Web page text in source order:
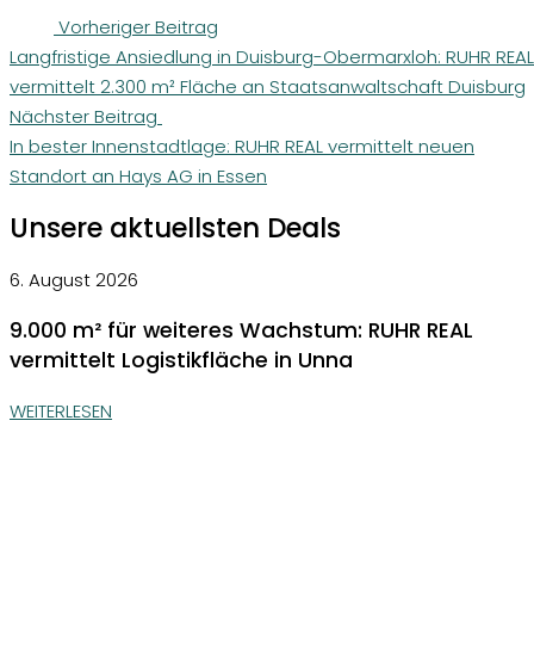
Vorheriger Beitrag
Langfristige Ansiedlung in Duisburg-Obermarxloh: RUHR REAL
vermittelt 2.300 m² Fläche an Staatsanwaltschaft Duisburg
Nächster Beitrag
In bester Innenstadtlage: RUHR REAL vermittelt neuen
Standort an Hays AG in Essen
Unsere aktuellsten Deals
6. August 2026
9.000 m² für weiteres Wachstum: RUHR REAL
vermittelt Logistikfläche in Unna
WEITERLESEN